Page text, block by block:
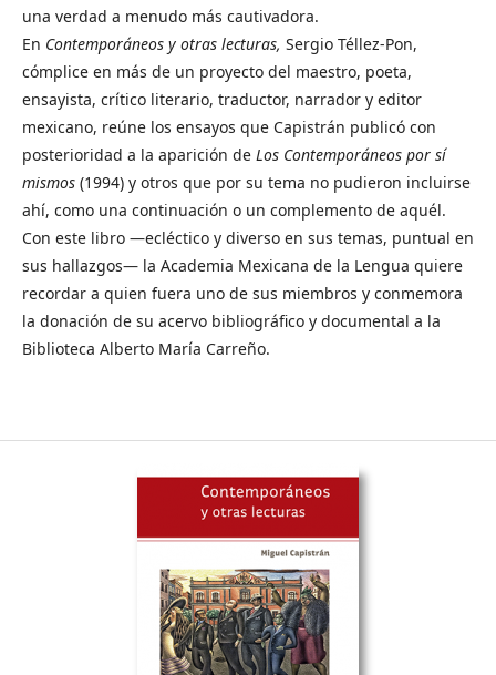
una verdad a menudo más cautivadora.
En Contemporáneos y otras lecturas, Sergio Téllez-Pon,
cómplice en más de un proyecto del maestro, poeta,
ensayista, crítico literario, traductor, narrador y editor
mexicano, reúne los ensayos que Capistrán publicó con
posterioridad a la aparición de Los Contemporáneos por sí
mismos (1994) y otros que por su tema no pudieron incluirse
ahí, como una continuación o un complemento de aquél.
Con este libro —ecléctico y diverso en sus temas, puntual en
sus hallazgos— la Academia Mexicana de la Lengua quiere
recordar a quien fuera uno de sus miembros y conmemora
la donación de su acervo bibliográfico y documental a la
Biblioteca Alberto María Carreño.